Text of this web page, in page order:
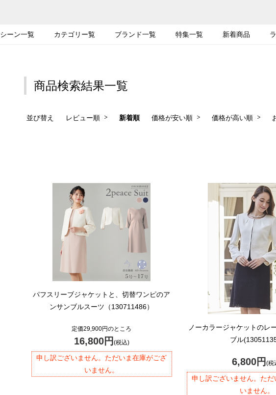
シーン一覧 カテゴリー覧 ブランド一覧 特集一覧 新着商品
商品検索結果一覧
並び替え レビュー順 新着順 価格が安い順 価格が高い順
パフスリーブジャケットと、切替ワンピのア
ンサンブルスーツ（130711486）
定価29,900円のところ
16,800円 (税込)
申し訳ございません。ただいま在庫がござ
いません。
ノーカラージャケットのレ
ブル
6,800円 (税
申し訳ございません。た
いません。